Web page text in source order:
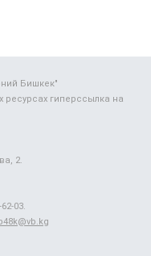
Бишкек"
гиперссылка на
2.
03.